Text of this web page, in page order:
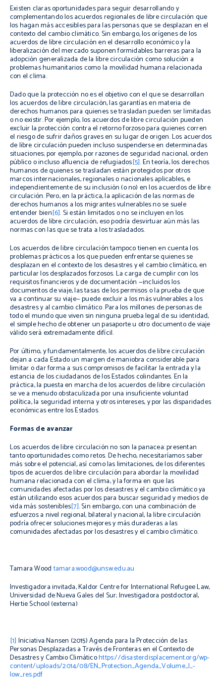
Existen claras oportunidades para seguir desarrollando y
complementando los acuerdos regionales de libre circulación que
los hagan más accesibles para las personas que se desplazan en el
contexto del cambio climático. Sin embargo, los orígenes de los
acuerdos de libre circulación en el desarrollo económico y la
liberalización del mercado suponen formidables barreras para la
adopción generalizada de la libre circulación como solución a
problemas humanitarios como la movilidad humana relacionada
con el clima.
Dado que la protección no es el objetivo con el que se desarrollan
los acuerdos de libre circulación, las garantías en materia de
derechos humanos para quienes se trasladan pueden ser limitadas
o no existir. Por ejemplo, los acuerdos de libre circulación pueden
excluir la protección contra el retorno forzoso para quienes corren
el riesgo de sufrir daños graves en su lugar de origen. Los acuerdos
de libre circulación pueden incluso suspenderse en determinadas
situaciones; por ejemplo, por razones de seguridad nacional, orden
público o incluso afluencia de refugiados[5]. En teoría, los derechos
humanos de quienes se trasladan están protegidos por otros
marcos internacionales, regionales o nacionales aplicables, e
independientemente de su inclusión (o no) en los acuerdos de libre
circulación. Pero, en la práctica, la aplicación de las normas de
derechos humanos a los migrantes vulnerables no se suele
entender bien[6]. Si están limitados o no se incluyen en los
acuerdos de libre circulación, eso podría desvirtuar aún más las
normas con las que se trata a los trasladados.
Los acuerdos de libre circulación tampoco tienen en cuenta los
problemas prácticos a los que pueden enfrentarse quienes se
desplazan en el contexto de los desastres y el cambio climático, en
particular los desplazados forzosos. La carga de cumplir con los
requisitos financieros y de documentación —incluidos los
documentos de viaje, las tasas de los permisos o la prueba de que
va a continuar su viaje— puede excluir a los más vulnerables a los
desastres y al cambio climático. Para los millones de personas de
todo el mundo que viven sin ninguna prueba legal de su identidad,
el simple hecho de obtener un pasaporte u otro documento de viaje
válido será extremadamente difícil.
Por último, y fundamentalmente, los acuerdos de libre circulación
dejan a cada Estado un margen de maniobra considerable para
limitar o dar forma a sus compromisos de facilitar la entrada y la
estancia de los ciudadanos de los Estados colindantes. En la
práctica, la puesta en marcha de los acuerdos de libre circulación
se ve a menudo obstaculizada por una insuficiente voluntad
política, la seguridad interna y otros intereses, y por las disparidades
económicas entre los Estados.
Formas de avanzar
Los acuerdos de libre circulación no son la panacea: presentan
tanto oportunidades como retos. De hecho, necesitaríamos saber
más sobre el potencial, así como las limitaciones, de los diferentes
tipos de acuerdos de libre circulación para abordar la movilidad
humana relacionada con el clima, y la forma en que las
comunidades afectadas por los desastres y el cambio climático ya
están utilizando esos acuerdos para buscar seguridad y medios de
vida más sostenibles[7]. Sin embargo, con una combinación de
esfuerzos a nivel regional, bilateral y nacional, la libre circulación
podría ofrecer soluciones mejores y más duraderas a las
comunidades afectadas por los desastres y el cambio climático.
Tamara Woodtamara.wood@unsw.edu.au
Investigadora invitada, Kaldor Centre for International Refugee Law,
Universidad de Nueva Gales del Sur; Investigadora postdoctoral,
Hertie School (externa)
[1] Iniciativa Nansen (2015) Agenda para la Protección de las
Personas Desplazadas a Través de Fronteras en el Contexto de
Desastres y Cambio Climáticohttps://disasterdisplacement.org/wp-
content/uploads/2014/08/EN_Protection_Agenda_Volume_I_-
low_res.pdf